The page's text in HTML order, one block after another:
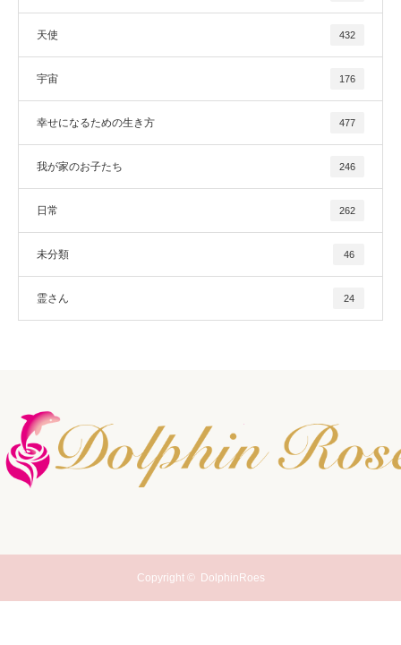
天使 432
宇宙 176
幸せになるための生き方 477
我が家のお子たち 246
日常 262
未分類 46
霊さん 24
Copyright © DolphinRoes